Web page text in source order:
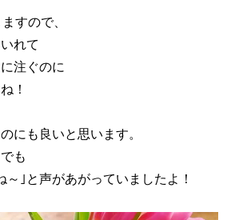
すので、
れて
注ぐのに
！
にも良いと思います。
も
～｣と声があがっていましたよ！